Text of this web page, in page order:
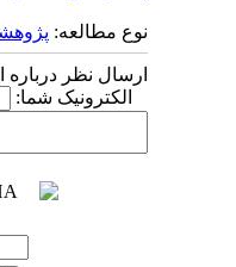
نوع مطالعه:
ارسال نظر درباره
الکترونیک شما: